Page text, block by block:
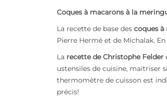
Coques à macarons à la
La recette de base des coques à
Pierre Hermé et de Michalak.
La recette de Christophe Felder
ustensiles de cuisine, maitriser
thermomètre de cuisson est
précis!